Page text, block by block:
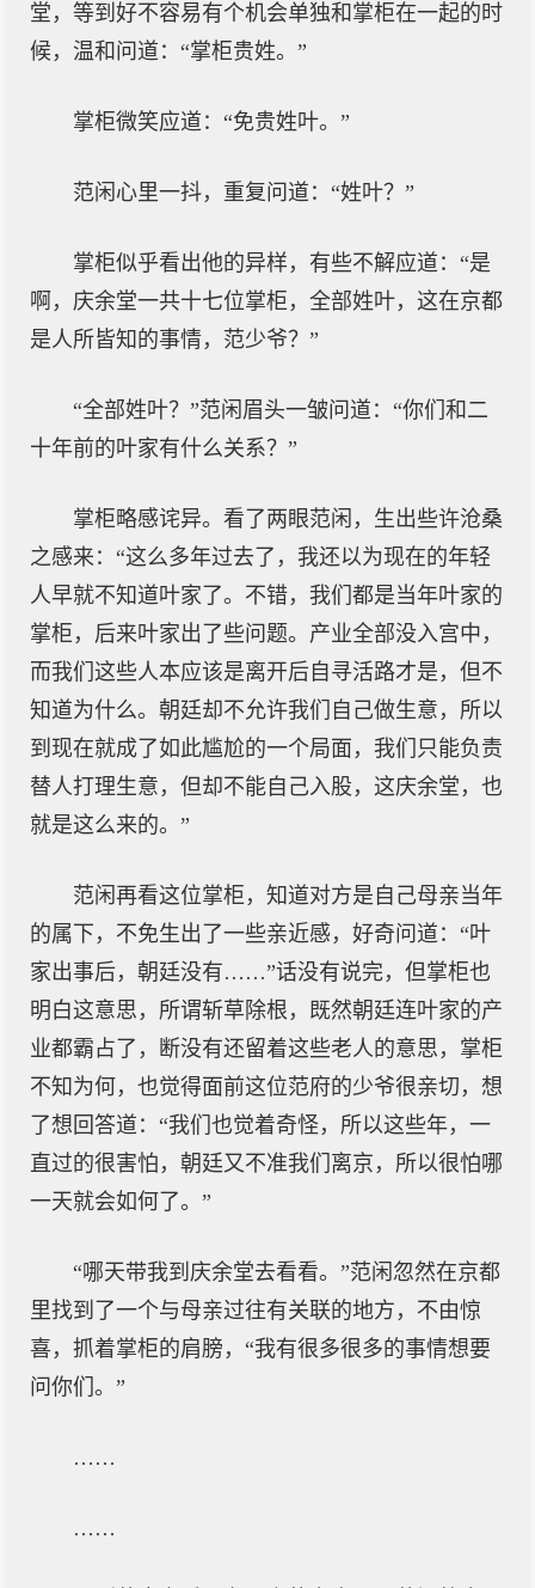
堂，等到好不容易有个机会单独和掌柜在一起的时
候，温和问道：“掌柜贵姓。”
掌柜微笑应道：“免贵姓叶。”
范闲心里一抖，重复问道：“姓叶？”
掌柜似乎看出他的异样，有些不解应道：“是
啊，庆余堂一共十七位掌柜，全部姓叶，这在京都
是人所皆知的事情，范少爷？”
“全部姓叶？”范闲眉头一皱问道：“你们和二
十年前的叶家有什么关系？”
掌柜略感诧异。看了两眼范闲，生出些许沧桑
之感来：“这么多年过去了，我还以为现在的年轻
人早就不知道叶家了。不错，我们都是当年叶家的
掌柜，后来叶家出了些问题。产业全部没入宫中，
而我们这些人本应该是离开后自寻活路才是，但不
知道为什么。朝廷却不允许我们自己做生意，所以
到现在就成了如此尴尬的一个局面，我们只能负责
替人打理生意，但却不能自己入股，这庆余堂，也
就是这么来的。”
范闲再看这位掌柜，知道对方是自己母亲当年
的属下，不免生出了一些亲近感，好奇问道：“叶
家出事后，朝廷没有……”话没有说完，但掌柜也
明白这意思，所谓斩草除根，既然朝廷连叶家的产
业都霸占了，断没有还留着这些老人的意思，掌柜
不知为何，也觉得面前这位范府的少爷很亲切，想
了想回答道：“我们也觉着奇怪，所以这些年，一
直过的很害怕，朝廷又不准我们离京，所以很怕哪
一天就会如何了。”
“哪天带我到庆余堂去看看。”范闲忽然在京都
里找到了一个与母亲过往有关联的地方，不由惊
喜，抓着掌柜的肩膀，“我有很多很多的事情想要
问你们。”
……
……